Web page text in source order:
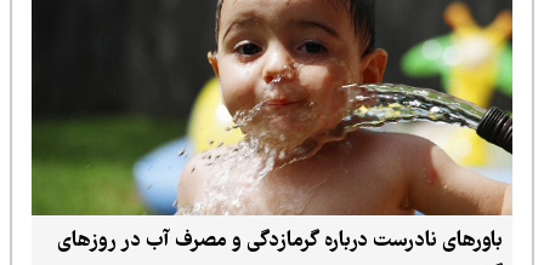
باورهای نادرست درباره گرمازدگی و مصرف آب در روزهای